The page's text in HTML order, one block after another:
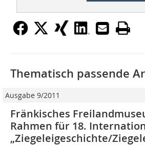
Thematisch passende
Ausgabe 9/2011
Fränkisches
Rahmen für 18.
„Ziegeleigeschichte/